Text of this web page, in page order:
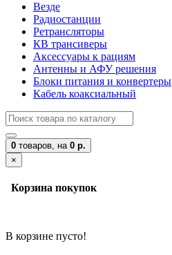
Везде
Радиостанции
Ретрансляторы
КВ трансиверы
Аксессуары к рациям
Антенны и АФУ решения
Блоки питания и конвертеры
Кабель коаксиальный
0 товаров, на 0 р.
×
Корзина покупок
В корзине пусто!